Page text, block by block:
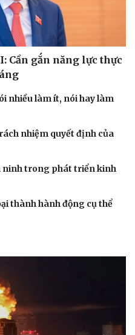
Cần gắn năng lực thực
nhiều làm ít, nói hay làm
nhiệm quyết định của
ninh trong phát triển kinh
thành hành động cụ thể